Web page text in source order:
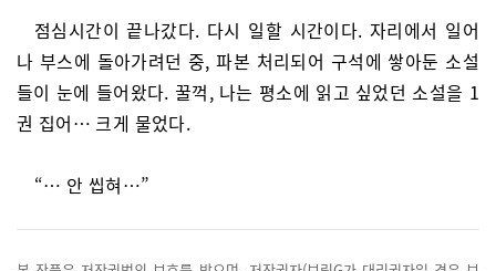
점심시간이 끝나갔다. 다시 일할 시간이다. 자리에서 일어
나 부스에 돌아가려던 중, 파본 처리되어 구석에 쌓아둔 소설
들이 눈에 들어왔다. 꿀꺽, 나는 평소에 읽고 싶었던 소설을 1
권 집어… 크게 물었다.
“… 안 씹혀…”